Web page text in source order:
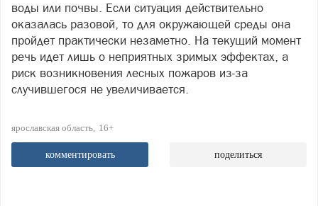
воды или почвы. Если ситуация действительно
оказалась разовой, то для окружающей среды она
пройдет практически незаметно. На текущий момент
речь идет лишь о неприятных зримых эффектах, а
риск возникновения лесных пожаров из‑за
случившегося не увеличивается.
ярославская область 16+
комментировать поделиться